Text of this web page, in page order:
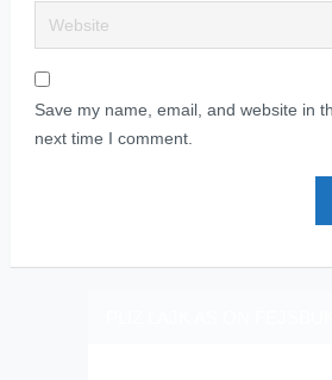
Save my name, email, and website in
next time I comment.